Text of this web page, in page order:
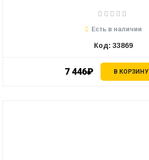
7 446₽ В КОРЗИНУ
Есть в наличии
Код: 33869